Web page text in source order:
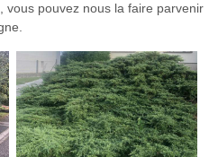
vous pouvez nous la faire parvenir